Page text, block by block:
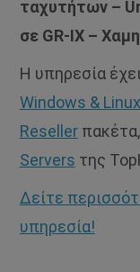
ταχυτήτων –
σε GR-IX –
Η υπηρεσία
Windows &
Resellerπακέτα,
Servers της
Δείτε
υπηρεσία!